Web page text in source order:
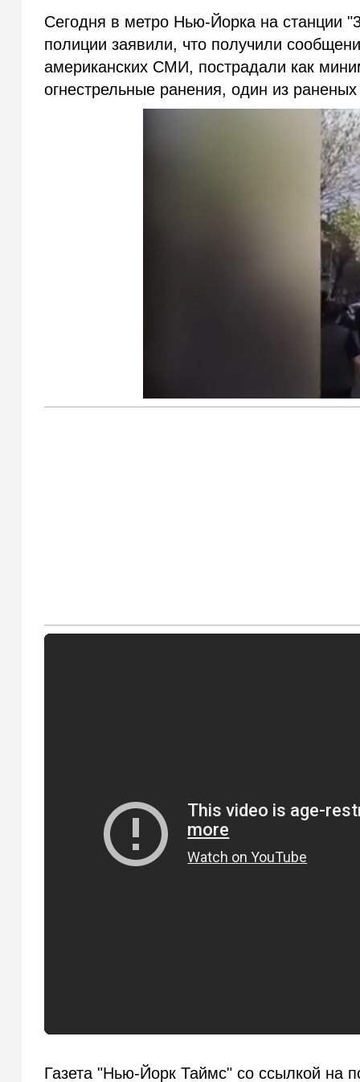
Сегодня в метро Нью-Йорка на станции
полиции заявили, что получили
американских СМИ, пострадали как
огнестрельные ранения, один из
Газета "Нью-Йорк Таймс" со ссылкой на